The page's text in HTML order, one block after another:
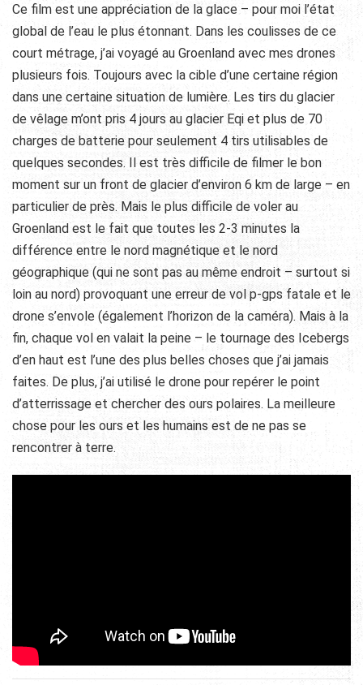
Ce film est une appréciation de la glace – pour moi l’état
global de l’eau le plus étonnant. Dans les coulisses de ce
court métrage, j’ai voyagé au Groenland avec mes drones
plusieurs fois. Toujours avec la cible d’une certaine région
dans une certaine situation de lumière. Les tirs du glacier
de vêlage m’ont pris 4 jours au glacier Eqi et plus de 70
charges de batterie pour seulement 4 tirs utilisables de
quelques secondes. Il est très difficile de filmer le bon
moment sur un front de glacier d’environ 6 km de large – en
particulier de près. Mais le plus difficile de voler au
Groenland est le fait que toutes les 2-3 minutes la
différence entre le nord magnétique et le nord
géographique (qui ne sont pas au même endroit – surtout si
loin au nord) provoquant une erreur de vol p-gps fatale et le
drone s’envole (également l’horizon de la caméra). Mais à la
fin, chaque vol en valait la peine – le tournage des Icebergs
d’en haut est l’une des plus belles choses que j’ai jamais
faites. De plus, j’ai utilisé le drone pour repérer le point
d’atterrissage et chercher des ours polaires. La meilleure
chose pour les ours et les humains est de ne pas se
rencontrer à terre.